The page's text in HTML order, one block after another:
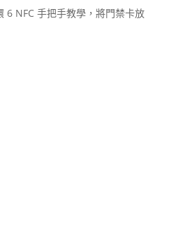
6 NFC 手把手教學，將門禁卡放